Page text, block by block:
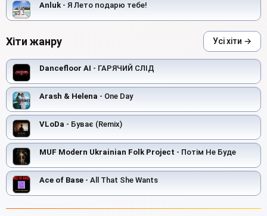
Anluk - Я Лето подарю тебе!
Хіти жанру Усі хіти →
Dancefloor AI - ГАРЯЧИЙ СЛІД
Arash & Helena - One Day
VLoDa - Буває (Remix)
MUF Modern Ukrainian Folk Project - Потім Не Буде
Ace of Base - All That She Wants